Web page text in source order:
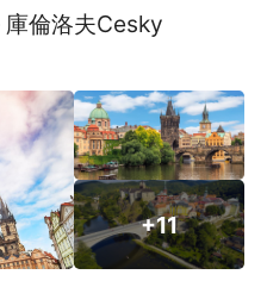
庫倫洛夫Cesky
+11